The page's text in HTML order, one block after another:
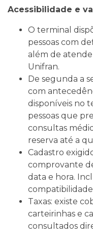
Acessibilidade e
O terminal
pessoas com
além de
Unifran.
De segunda a
com
disponíveis no
pessoas que
consultas
reserva até a
Cadastro
comprovante
data e hora.
Taxas: existe
carteirinhas e
consultados